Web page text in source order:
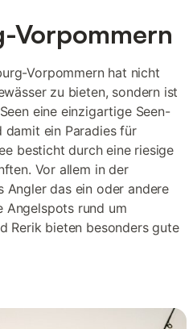
Vorpommern
Vorpommern hat nicht
zu bieten, sondern ist
eine einzigartige Seen-
damit ein Paradies für
besticht durch eine riesige
Vor allem in der
Angler das ein oder andere
Angelspots rund um
Rerik bieten besonders gute